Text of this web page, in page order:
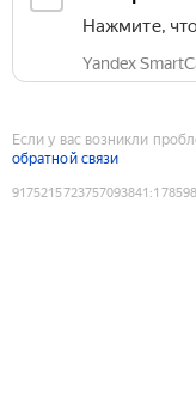
Нажмите,
Yandex
Если у вас возникли
обратной связи
9175215723757093841 :